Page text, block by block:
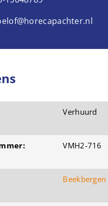
Verhuurd
VMH2-716
Beekbergen